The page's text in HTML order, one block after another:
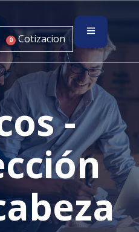
0 Cotizacion
-